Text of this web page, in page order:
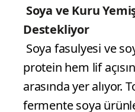
Soya ve Kuru
Destekliyor
Soya fasulyesi ve
protein hem lif
arasında yer alıyor.
fermente soya